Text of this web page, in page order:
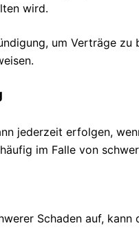
wird.
um Verträge
jederzeit erfolgen,
im Falle von
Schaden auf,